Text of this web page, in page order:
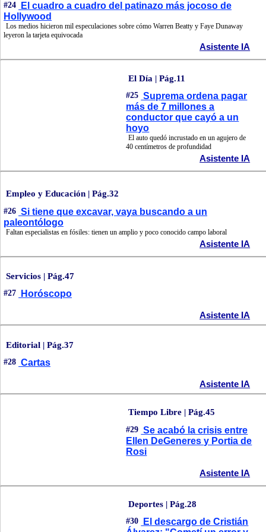
#24
El cuadro a cuadro del patinazo más jocoso de
Hollywood
Los medios hicieron mil especulaciones sobre cómo Warren Beatty y Faye Dunaway
leyeron la tarjeta equivocada
Asistente IA
El Día | Pág.11
#25 Suprema ordena pagar
más de 7 millones a
conductor que cayó a un
hoyo
El auto quedó incrustado en un agujero de
40 centímetros de profundidad
Asistente IA
Empleo y Educación | Pág.32
#26 Si tiene que excavar, vaya buscando a un
paleontólogo
Faltan especialistas en fósiles: tienen un amplio y poco conocido campo laboral
Asistente IA
Servicios | Pág.47
#27 Horóscopo
Asistente IA
Editorial | Pág.37
#28 Cartas
Asistente IA
Tiempo Libre | Pág.45
#29 Se acabó la crisis entre
Ellen DeGeneres y Portia de
Rosi
Asistente IA
Deportes | Pág.28
#30
El descargo de Cristián